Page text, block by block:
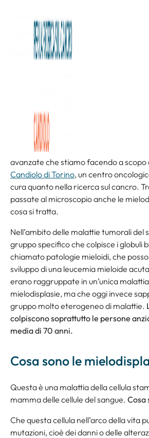
Andiamo con Andrea Martino
ricerca e terapia. Poi torniamo in studio.
Stiamo guardando i risultati di una delle
avanzate che stiamo facendo a scopo
Candiolo di Torino, un centro
cura quanto nella ricerca sul cancro.
passate al microscopio anche le
cosa si tratta.
Nell’ambito delle malattie tumorali del
gruppo specifico che colpisce i globuli
chiamato patologie mieloidi, che
sviluppo di una leucemia mieloide
erano raggruppate in un’unica
mielodisplasie, ma che oggi invece
gruppo molto eterogeneo di malattie.
colpiscono soprattutto le persone
media di 70 anni.
Cosa sono le
Questa è una malattia della cellula
mamma delle cellule del sangue. Cosa
Che questa cellula nell’arco della vita
mutazioni, cioè dei danni o delle